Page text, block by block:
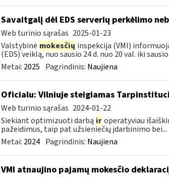
Savaitgalį dėl EDS serverių perkėlimo
Web turinio sąrašas 2025-01-23
Valstybinė mokesčių inspekcija (VMI)
(EDS) veiklą, nuo sausio 24 d. nuo 20 val. iki
Metai: 2025 Pagrindinis: Naujiena
Oficialu: Vilniuje steigiamas
Web turinio sąrašas 2024-01-22
Siekiant optimizuoti darbą ir operatyviau
pažeidimus, taip pat užsieniečių įdarbinimo bei...
Metai: 2024 Pagrindinis: Naujiena
VMI atnaujino pajamų mokesčio